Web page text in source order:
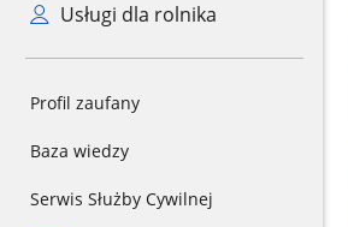
Usługi dla rolnika
Profil zaufany
Baza wiedzy
Serwis Służby Cywilnej